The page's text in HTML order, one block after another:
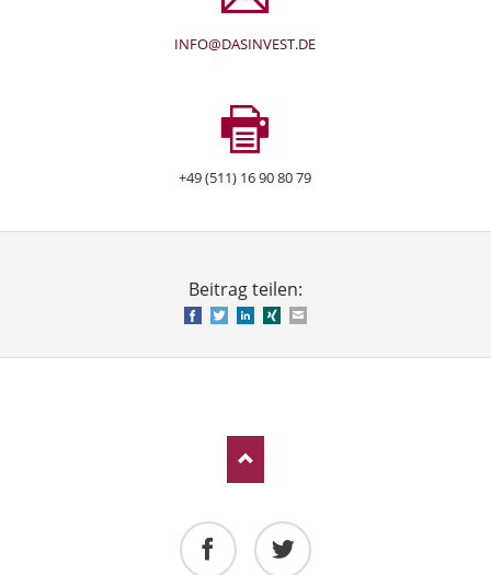
INFO@DASINVEST.DE
+49 (511) 16 90 80 79
Beitrag teilen:
FacebookTwitterLinkedIn
Xing